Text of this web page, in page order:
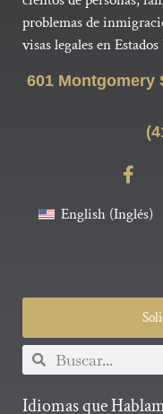
problemas de
visas legales en
601 Montgomery
English(Inglés)
Idiomas que